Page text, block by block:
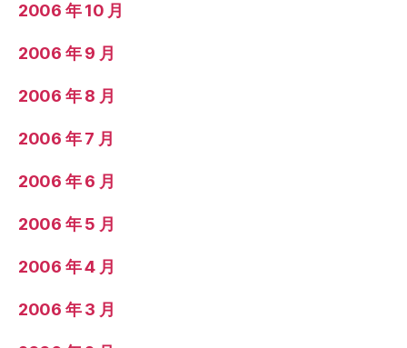
2006 年 10 月
2006 年 9 月
2006 年 8 月
2006 年 7 月
2006 年 6 月
2006 年 5 月
2006 年 4 月
2006 年 3 月